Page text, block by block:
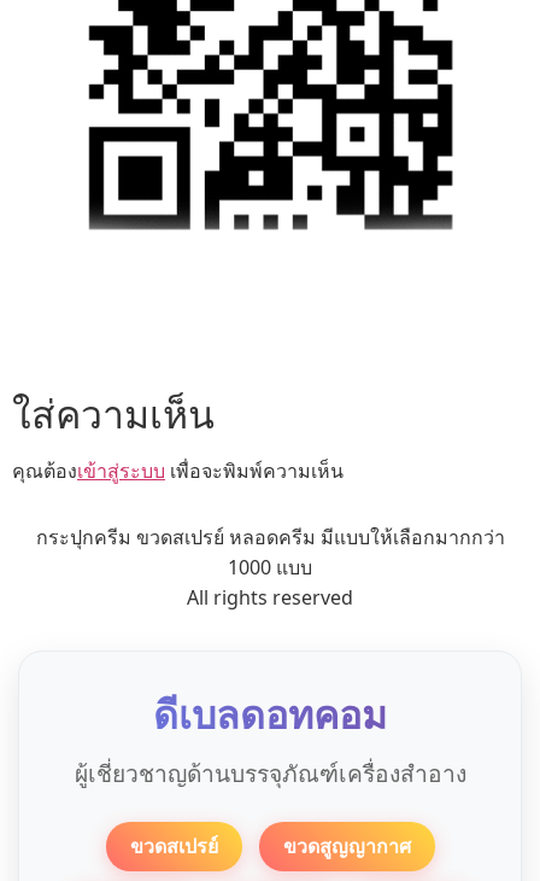
ใส่ความเห็น
คุณต้องเข้าสู่ระบบ เพื่อจะพิมพ์ความเห็น
กระปุกครีม ขวดสเปรย์ หลอดครีม มีแบบให้เลือกมากกว่า
1000 แบบ
All rights reserved
ดีเบลดอทคอม
ผู้เชี่ยวชาญด้านบรรจุภัณฑ์เครื่องสำอาง
ขวดสเปรย์ ขวดสูญญากาศ